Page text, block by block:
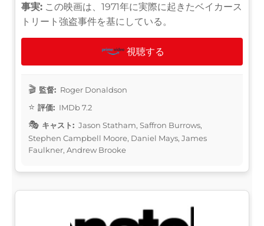
事実: この映画は、1971年に実際に起きたベイカース
トリート強盗事件を基にしている。
視聴する
監督: Roger Donaldson
評価: IMDb 7.2
キャスト: Jason Statham, Saffron Burrows,
Stephen Campbell Moore, Daniel Mays, James
Faulkner, Andrew Brooke